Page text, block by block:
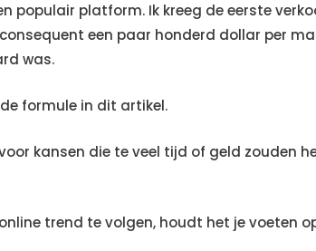
populair platform. Ik kreeg de eerste
een paar honderd dollar per
was.
formule in dit artikel.
kansen die te veel tijd of geld zouden
trend te volgen, houdt het je voeten